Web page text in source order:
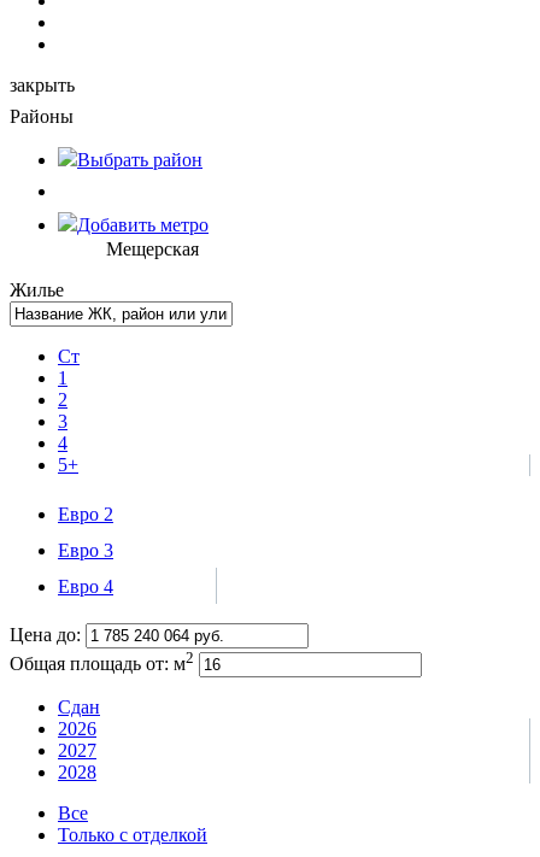
закрыть
Районы
Выбрать район
Добавить метро
Мещерская
Жилье
Ст
1
2
3
4
5+
Евро 2
Евро 3
Евро 4
Цена до:
Общая площадь от: м2
Сдан
2026
2027
2028
Все
Только с отделкой